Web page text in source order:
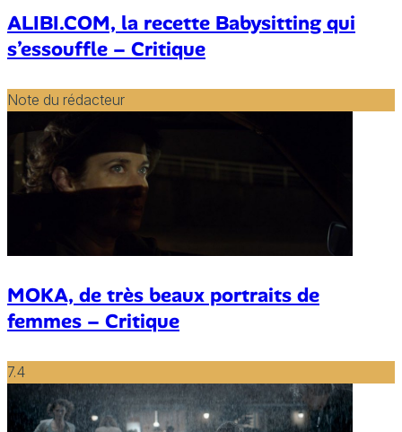
ALIBI.COM, la recette Babysitting qui
s’essouffle – Critique
Note du rédacteur
MOKA, de très beaux portraits de
femmes – Critique
7.4